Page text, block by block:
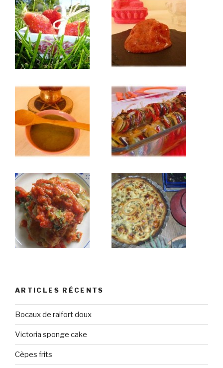
ARTICLES RÉCENTS
Bocaux de raifort doux
Victoria sponge cake
Cèpes frits